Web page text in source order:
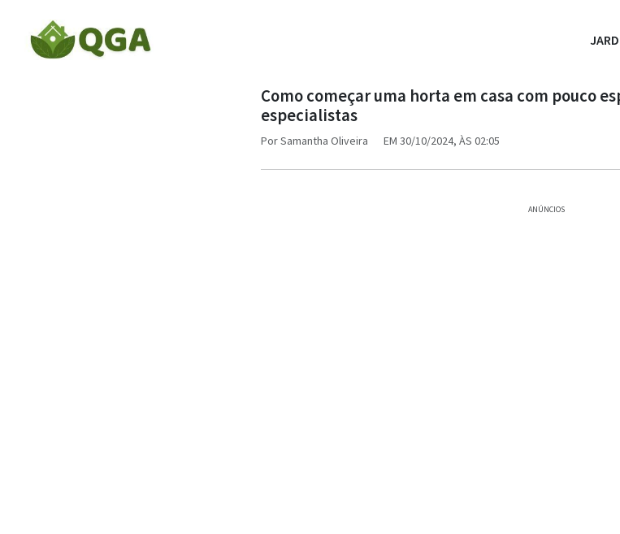
Como começar uma horta em casa com pouco
especialistas
PorSamantha Oliveira EM 30/10/2024, ÀS 02:05
ANÚNCIOS